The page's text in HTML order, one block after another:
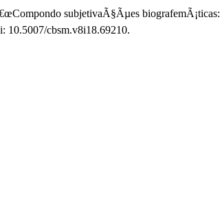
subjetivaÃ§Ãµes biografemÃ¡ticas:
10.5007/cbsm.v8i18.69210.